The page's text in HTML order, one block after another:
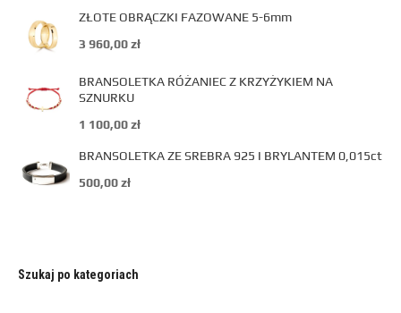
ZŁOTE OBRĄCZKI FAZOWANE 5-6mm
3 960,00zł
BRANSOLETKA RÓŻANIEC Z KRZYŻYKIEM NA
SZNURKU
1 100,00zł
BRANSOLETKA ZE SREBRA 925 I BRYLANTEM 0,015ct
500,00zł
Szukaj po kategoriach